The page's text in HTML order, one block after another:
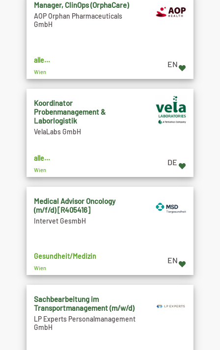
Manager, ClinOps (OrphaCare)
AOP Orphan Pharmaceuticals
GmbH
alle...
Wien
EN
Koordinator
Probenmanagement &
Laborlogistik
VelaLabs GmbH
alle...
Wien
DE
Medical Advisor Oncology
(m/f/d) [R405416]
Intervet GesmbH
Gesundheit/Medizin
Wien
EN
Sachbearbeitung im
Transportmanagement (m/w/d)
LP Experts Personalmanagement
GmbH